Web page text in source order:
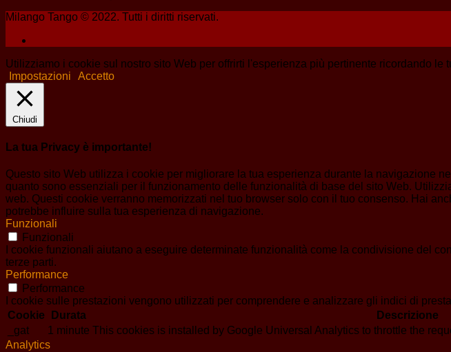
Milango Tango © 2022. Tutti i diritti riservati.
Utilizziamo i cookie sul nostro sito Web per offrirti l'esperienza più pertinente ricordando
Impostazioni
Accetto
Chiudi
La tua Privacy è importante!
Questo sito Web utilizza i cookie per migliorare la tua esperienza durante la navigazione
quanto sono essenziali per il funzionamento delle funzionalità di base del sito Web.
web. Questi cookie verranno memorizzati nel tuo browser solo con il tuo consenso. Hai
potrebbe influire sulla tua esperienza di navigazione.
Funzionali
Funzionali
I cookie funzionali aiutano a eseguire determinate funzionalità come la condivisione del
terze parti.
Performance
Performance
I cookie sulle prestazioni vengono utilizzati per comprendere e analizzare gli indici di
Cookie
Durata
Descrizione
_gat
1 minute This cookies is installed by Google Universal Analytics to throttle the
Analytics